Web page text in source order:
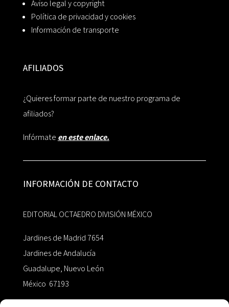
Aviso legal y copyright
Política de privacidad y cookies
Información de transporte
AFILIADOS
¿Quieres formar parte de nuestro programa de
afiliados?
Infórmate en este enlace.
INFORMACIÓN DE CONTACTO
EDITORIAL OCTAEDRO DIVISIÓN MÉXICO
Jardines de Madrid 7654
Jardines de Andalucía
Guadalupe, Nuevo León
México 67193